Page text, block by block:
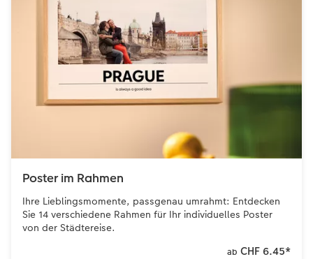
Poster im Rahmen
Ihre Lieblingsmomente, passgenau umrahmt: Entdecken
Sie 14 verschiedene Rahmen für Ihr individuelles Poster
von der Städtereise.
ab CHF 6.45*